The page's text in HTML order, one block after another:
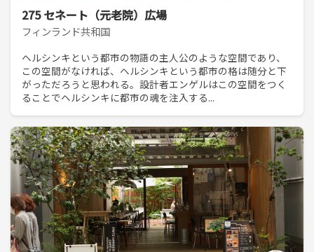
275 セネート（元老院）広場
フィンランド共和国
ヘルシンキという都市の物語の主人公のような空間であり、
この空間がなければ、ヘルシンキという都市の格は随分と下
がっただろうと思われる。設計者エンゲルはこの空間をつく
ることでヘルシンキに都市の魂を注入する...